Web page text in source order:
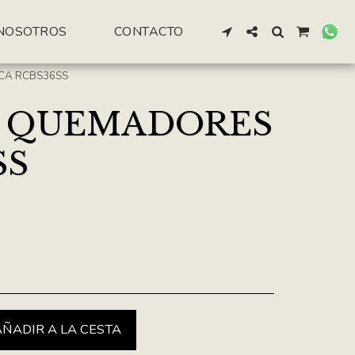
CONTACTO
RCBS36SS
A LA CESTA